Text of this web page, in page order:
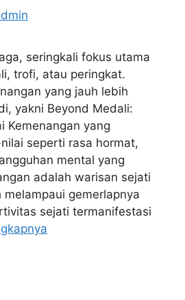
seringkali fokus utama
trofi, atau peringkat.
yang jauh lebih
yakni Beyond Medali:
Kemenangan yang
seperti rasa hormat,
mental yang
adalah warisan sejati
gemerlapnya
sejati termanifestasi